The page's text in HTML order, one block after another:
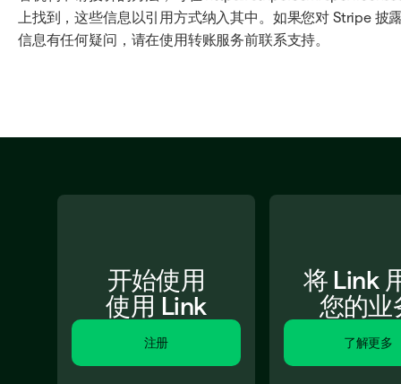
上找到，这些信息以引用方式纳入其中。如果您对 Stripe 披
信息有任何疑问，请在使用转账服务前联系支持。
开始使用
使用 Link
注册
将 Link
您的业
了解更多